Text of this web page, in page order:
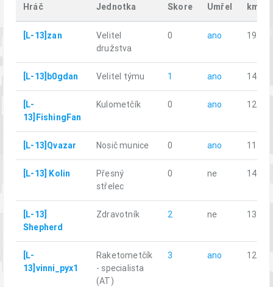
Hráč Jednotka Skore Umřel
km
[L-13]zan
Velitel
družstva
0 ano 19.52
[L-13]b0gdan Velitel týmu 1 ano 14.79
[L-
13]FishingFan
Kulometčík 0 ano 12.98
[L-13]Qvazar Nosič munice 0 ano 11.76
[L-13] Kolin
Přesný
střelec
0 ne 14.61
[L-13]
Shepherd
Zdravotník 2 ne 13.30
[L-
13]vinni_pyx1
Raketometčík
- specialista
(AT)
3 ano 12.67